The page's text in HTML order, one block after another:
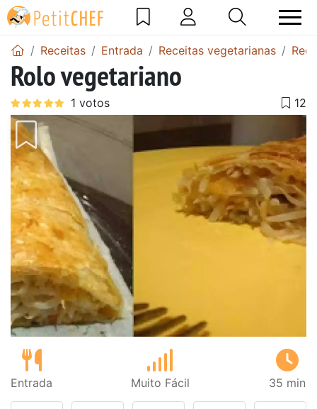
Receitas Entrada Receitas vegetarianas
Rolo vegetariano
Entrada Muito Fácil 35 min